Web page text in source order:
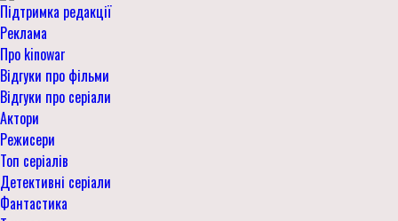
Підтримка редакції
Реклама
Про kinowar
Відгуки про фільми
Відгуки про серіали
Актори
Режисери
Топ серіалів
Детективні серіали
Фантастика